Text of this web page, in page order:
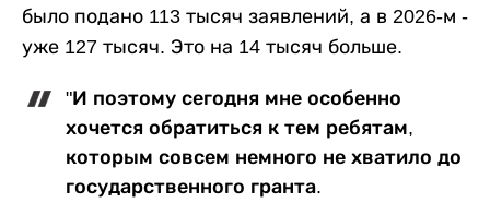
было подано 113 тысяч заявлений, а в 2026-м -
уже 127 тысяч. Это на 14 тысяч больше.
"И поэтому сегодня мне особенно
хочется обратиться к тем ребятам,
которым совсем немного не хватило до
государственного гранта.